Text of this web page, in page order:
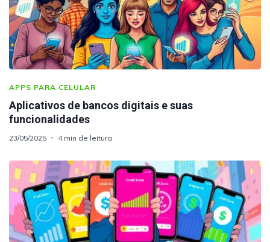
APPS PARA CELULAR
Aplicativos de bancos digitais e suas
funcionalidades
23/05/2025 4 min de leitura